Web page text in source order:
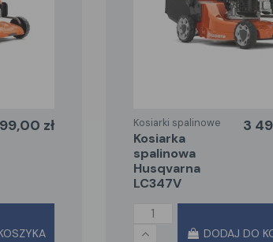
zł Kosiarki spalinowe
kosiarka
spalinowa
Husqvarna
LC347V
3
DODAJ DO